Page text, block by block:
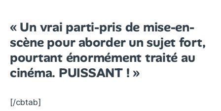
« Un vrai parti-pris de mise-en-
scène pour aborder un sujet fort,
pourtant énormément traité au
cinéma. PUISSANT ! »
[/cbtab]